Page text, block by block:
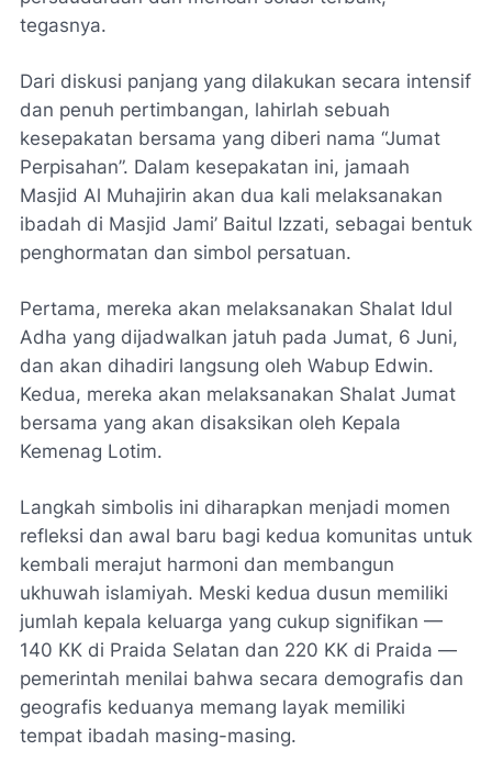
tegasnya.
Dari diskusi panjang yang dilakukan secara intensif
dan penuh pertimbangan, lahirlah sebuah
kesepakatan bersama yang diberi nama “Jumat
Perpisahan”. Dalam kesepakatan ini, jamaah
Masjid Al Muhajirin akan dua kali melaksanakan
ibadah di Masjid Jami’ Baitul Izzati, sebagai bentuk
penghormatan dan simbol persatuan.
Pertama, mereka akan melaksanakan Shalat Idul
Adha yang dijadwalkan jatuh pada Jumat, 6 Juni,
dan akan dihadiri langsung oleh Wabup Edwin.
Kedua, mereka akan melaksanakan Shalat Jumat
bersama yang akan disaksikan oleh Kepala
Kemenag Lotim.
Langkah simbolis ini diharapkan menjadi momen
refleksi dan awal baru bagi kedua komunitas untuk
kembali merajut harmoni dan membangun
ukhuwah islamiyah. Meski kedua dusun memiliki
jumlah kepala keluarga yang cukup signifikan —
140 KK di Praida Selatan dan 220 KK di Praida —
pemerintah menilai bahwa secara demografis dan
geografis keduanya memang layak memiliki
tempat ibadah masing-masing.